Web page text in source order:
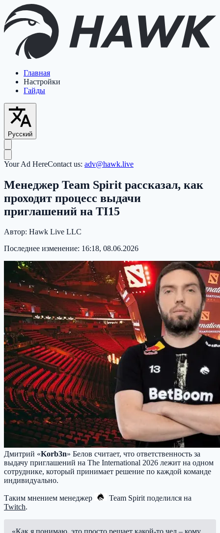
Главная
Настройки
Гайды
Русский
Your Ad HereContact us: adv@hawk.live
Менеджер Team Spirit рассказал, как
проходит процесс выдачи
приглашений на TI15
Автор: Hawk Live LLC
Последнее изменение: 16:18, 08.06.2026
Дмитрий «Korb3n» Белов считает, что ответственность за
выдачу приглашений на The International 2026 лежит на одном
сотруднике, который принимает решение по каждой команде
индивидуально.
Таким мнением менеджер Team Spiritподелился на
Twitch.